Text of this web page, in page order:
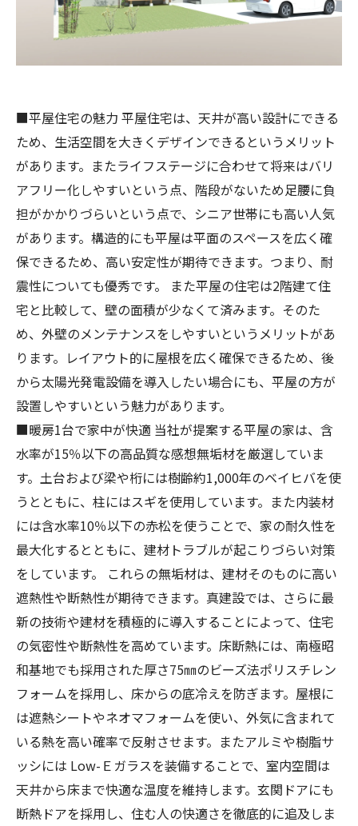
■平屋住宅の魅力 平屋住宅は、天井が高い設計にできる
ため、生活空間を大きくデザインできるというメリット
があります。またライフステージに合わせて将来はバリ
アフリー化しやすいという点、階段がないため足腰に負
担がかかりづらいという点で、シニア世帯にも高い人気
があります。構造的にも平屋は平面のスペースを広く確
保できるため、高い安定性が期待できます。つまり、耐
震性についても優秀です。 また平屋の住宅は2階建て住
宅と比較して、壁の面積が少なくて済みます。そのた
め、外壁のメンテナンスをしやすいというメリットがあ
ります。レイアウト的に屋根を広く確保できるため、後
から太陽光発電設備を導入したい場合にも、平屋の方が
設置しやすいという魅力があります。
■暖房1台で家中が快適 当社が提案する平屋の家は、含
水率が15％以下の高品質な感想無垢材を厳選していま
す。土台および梁や桁には樹齢約1,000年のベイヒバを使
うとともに、柱にはスギを使用しています。また内装材
には含水率10％以下の赤松を使うことで、家の耐久性を
最大化するとともに、建材トラブルが起こりづらい対策
をしています。 これらの無垢材は、建材そのものに高い
遮熱性や断熱性が期待できます。真建設では、さらに最
新の技術や建材を積極的に導入することによって、住宅
の気密性や断熱性を高めています。床断熱には、南極昭
和基地でも採用された厚さ75㎜のビーズ法ポリスチレン
フォームを採用し、床からの底冷えを防ぎます。屋根に
は遮熱シートやネオマフォームを使い、外気に含まれて
いる熱を高い確率で反射させます。またアルミや樹脂サ
ッシには Low-Ｅガラスを装備することで、室内空間は
天井から床まで快適な温度を維持します。玄関ドアにも
断熱ドアを採用し、住む人の快適さを徹底的に追及しま